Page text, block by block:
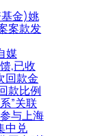
金)姚
案款发
媒
,已收
回款金
款比例
”关联
与上海
中兑